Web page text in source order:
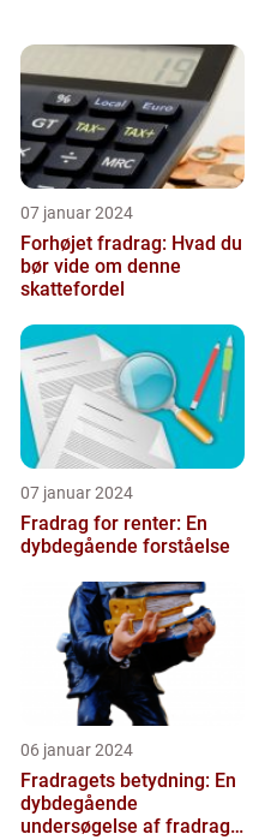
07 januar 2024
Forhøjet fradrag: Hvad du
bør vide om denne
skattefordel
07 januar 2024
Fradrag for renter: En
dybdegående forståelse
06 januar 2024
Fradragets betydning: En
dybdegående
undersøgelse af fradrag